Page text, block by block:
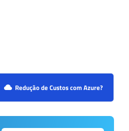
Redução de Custos com Azure?